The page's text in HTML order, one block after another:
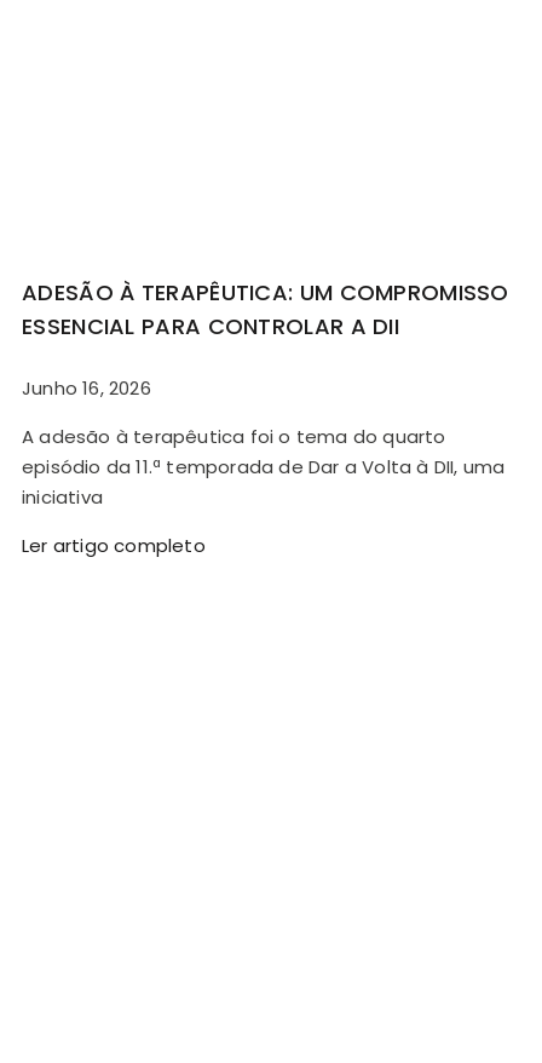
ADESÃO À TERAPÊUTICA: UM COMPROMISSO
ESSENCIAL PARA CONTROLAR A DII
Junho 16, 2026
A adesão à terapêutica foi o tema do quarto
episódio da 11.ª temporada de Dar a Volta à DII, uma
iniciativa
Ler artigo completo